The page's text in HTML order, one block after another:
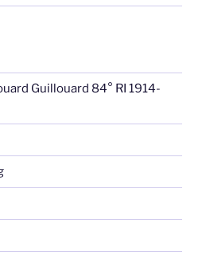
Guillouard 84° RI 1914-